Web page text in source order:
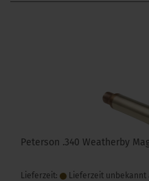
Peterson .340 Weatherby
Lieferzeit: Lieferzeit